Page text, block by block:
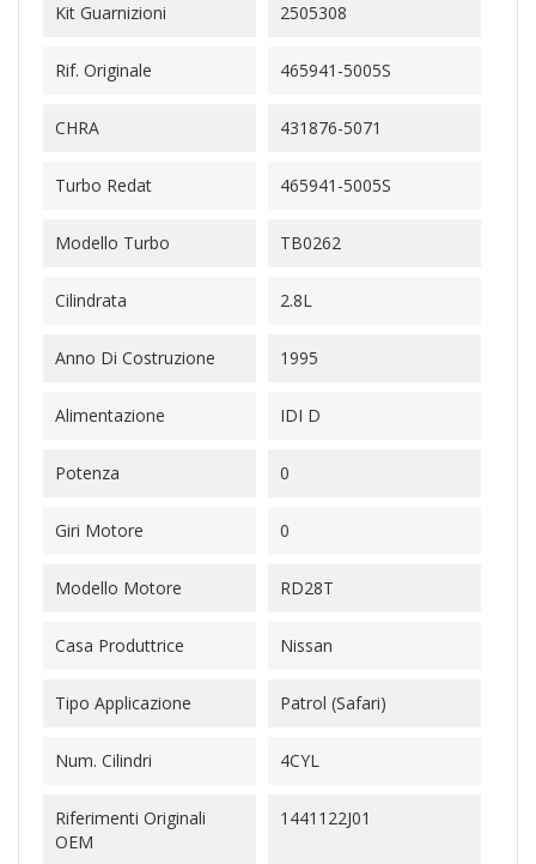
Kit Guarnizioni 2505308
Rif. Originale 465941-5005S
CHRA 431876-5071
Turbo Redat 465941-5005S
Modello Turbo TB0262
Cilindrata 2.8L
Anno Di Costruzione 1995
Alimentazione IDI D
Potenza 0
Giri Motore 0
Modello Motore RD28T
Casa Produttrice Nissan
Tipo Applicazione Patrol (Safari)
Num. Cilindri 4CYL
Riferimenti Originali
OEM
1441122J01